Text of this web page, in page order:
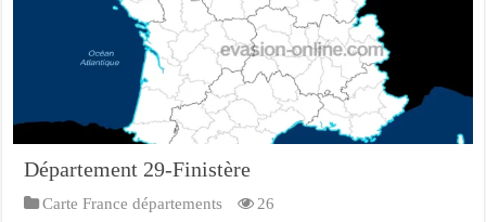
Département 29-Finistère
Carte France départements 26